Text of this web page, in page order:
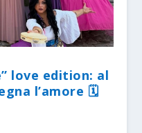
love edition: al
l’amore 🗓